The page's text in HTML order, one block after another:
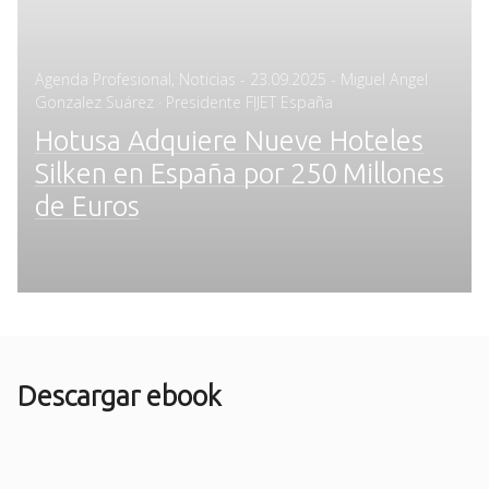
Agenda Profesional Noticias - Posted
on
23.09.2025 - Miguel Angel
Gonzalez Suárez · Presidente FIJET España
Hotusa Adquiere Nueve Hoteles
Silken en España por 250 Millones
de Euros
Descargar ebook